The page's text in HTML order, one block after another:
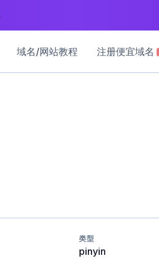
域名/网站教程 注册便宜域名
类型
pinyin